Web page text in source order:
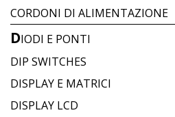
CORDONI DI ALIMENTAZIONE
DIODI E PONTI
DIP SWITCHES
DISPLAY E MATRICI
DISPLAY LCD